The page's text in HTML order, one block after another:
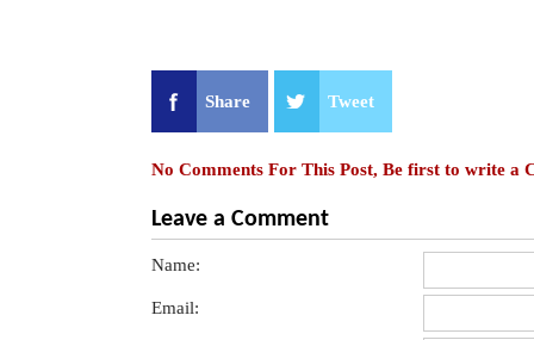
Share Tweet
No Comments For This Post, Be first to write a
Leave a Comment
Name:
Email: